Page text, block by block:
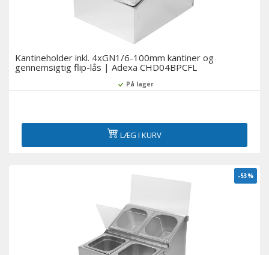
Kantineholder inkl. 4xGN1/6-100mm kantiner og
gennemsigtig flip-lås | Adexa CHD04BPCFL
På lager
LÆG I KURV
-53%